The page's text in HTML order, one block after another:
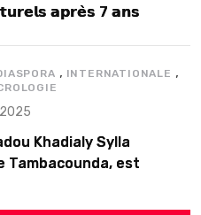
𝗮𝗽𝗿𝗲̀𝘀 7 𝗮𝗻𝘀
, INTERNATIONALE ,
Khadialy Sylla
Tambacounda, est